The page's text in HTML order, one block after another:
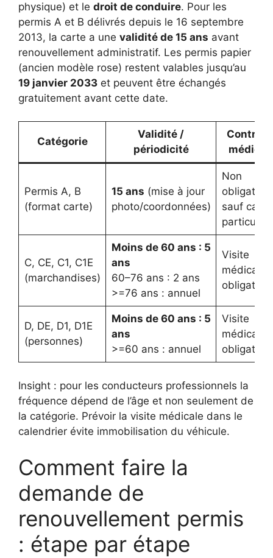
physique) et le droit de conduire. Pour les
permis A et B délivrés depuis le 16 septembre
2013, la carte a une validité de 15 ans avant
renouvellement administratif. Les permis papier
(ancien modèle rose) restent valables jusqu’au
19 janvier 2033 et peuvent être échangés
gratuitement avant cette date.
Catégorie
Validité /
périodicité
Contrôle
médical
Permis A, B
(format carte)
15 ans (mise à jour
photo/coordonnées)
Non
obligatoire
sauf cas
C, CE, C1, C1E
(marchandises)
Moins de 60 ans : 5
ans
60–76 ans : 2 ans
>=76 ans : annuel
Visite
médicale
obligatoire
D, DE, D1, D1E
(personnes)
Moins de 60 ans : 5
ans
>=60 ans : annuel
Visite
médicale
obligatoire
Insight : pour les conducteurs professionnels la
fréquence dépend de l’âge et non seulement de
la catégorie. Prévoir la visite médicale dans le
calendrier évite immobilisation du véhicule.
Comment faire la
demande de
renouvellement permis
: étape par étape